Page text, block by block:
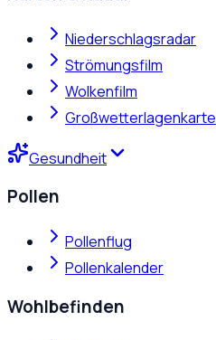
Niederschlagsradar
Strömungsfilm
Wolkenfilm
Großwetterlagenkarte
Gesundheit
Pollen
Pollenflug
Pollenkalender
Wohlbefinden